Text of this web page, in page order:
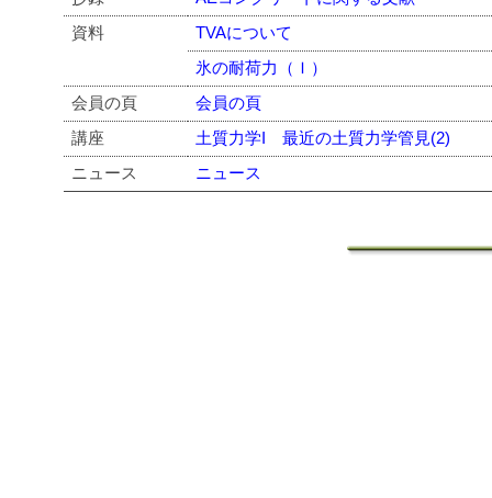
資料
TVAについて
氷の耐荷力（Ｉ）
会員の頁
会員の頁
講座
土質力学I 最近の土質力学管見(2)
ニュース
ニュース